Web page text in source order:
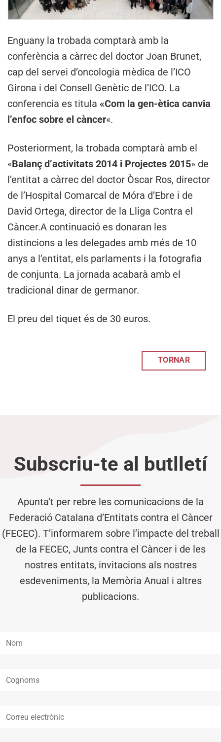
Enguany la trobada comptarà amb la
conferència a càrrec del doctor Joan Brunet,
cap del servei d’oncologia mèdica de l’ICO
Girona i del Consell Genètic de l’ICO. La
conferencia es titula «Com la gen-ètica canvia
l’enfoc sobre el càncer«.
Posteriorment, la trobada comptarà amb el
«Balanç d’activitats 2014 i Projectes 2015» de
l’entitat a càrrec del doctor Òscar Ros, director
de l’Hospital Comarcal de Móra d’Ebre i de
David Ortega, director de la Lliga Contra el
Càncer.A continuació es donaran les
distincions a les delegades amb més de 10
anys a l’entitat, els parlaments i la fotografia
de conjunta. La jornada acabarà amb el
tradicional dinar de germanor.
El preu del tiquet és de 30 euros.
TORNAR
Subscriu-te al butlletí
Apunta’t per rebre les comunicacions de la
Federació Catalana d’Entitats contra el Càncer
(FECEC). T’informarem sobre l’impacte del treball
de la FECEC, Junts contra el Càncer i de les
nostres entitats, invitacions als nostres
esdeveniments, la Memòria Anual i altres
publicacions.